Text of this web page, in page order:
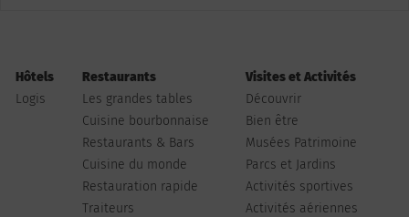
Hôtels
Logis
Restaurants
Les grandes tables
Cuisine bourbonnaise
Restaurants & Bars
Cuisine du monde
Restauration rapide
Traiteurs
Visites et Activités
Découvrir
Bien être
Musées Patrimoine
Parcs et Jardins
Activités sportives
Activités aériennes